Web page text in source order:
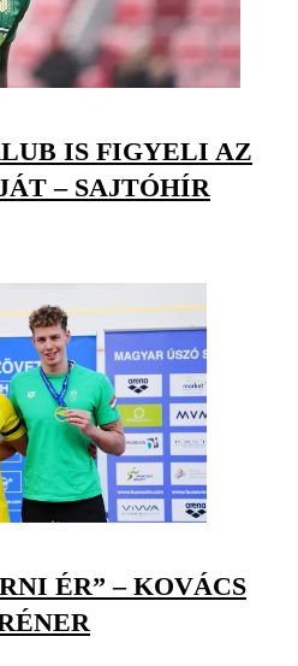
IS FIGYELI AZ
– SAJTÓHÍR
ÉR” – KOVÁCS